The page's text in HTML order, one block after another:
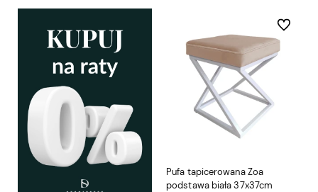
Pufa tapicerowana Zoa
podstawa biała 37x37cm
Do